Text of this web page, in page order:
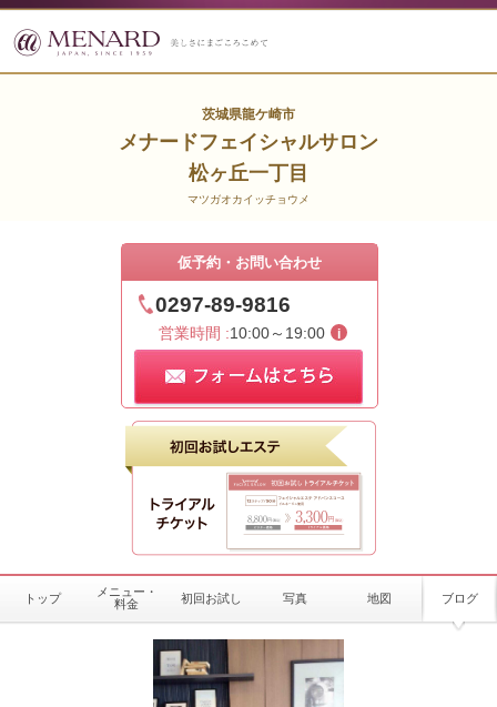
茨城県龍ケ崎市
メナードフェイシャルサロン
松ヶ丘一丁目
マツガオカイッチョウメ
仮予約・お問い合わせ
0297-89-9816
営業時間 :10:00～19:00
トップ
メニュー・
料金
初回お試し 写真 地図 ブログ